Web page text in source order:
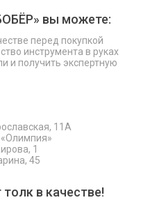
вы можете:
перед покупкой
инструмента в руках
и получить экспертную
11А
1
45
в качестве!